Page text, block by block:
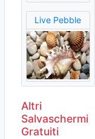
Live Pebble
Altri
Salvaschermi
Gratuiti